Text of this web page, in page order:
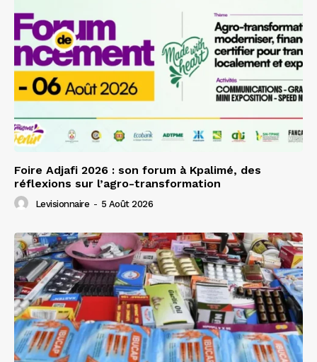
Foire Adjafi 2026 : son forum à Kpalimé, des
réflexions sur l’agro-transformation
Levisionnaire - 5 Août 2026